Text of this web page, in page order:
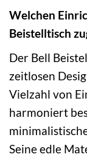
Welchen
Beistelltisch
Der Bell
zeitlosen
Vielzahl von
harmoniert
Seine edle